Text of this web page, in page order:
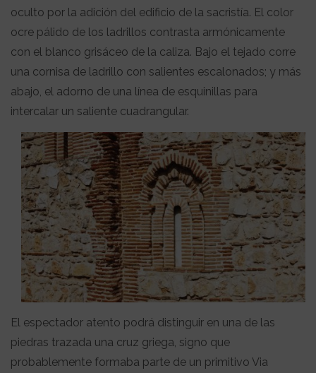
oculto por la adición del edificio de la sacristía. El color
ocre pálido de los ladrillos contrasta armónicamente
con el blanco grisáceo de la caliza. Bajo el tejado corre
una cornisa de ladrillo con salientes escalonados; y más
abajo, el adorno de una línea de esquinillas para
intercalar un saliente cuadrangular.
El espectador atento podrá distinguir en una de las
piedras trazada una cruz griega, signo que
probablemente formaba parte de un primitivo Via